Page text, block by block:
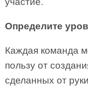
Определите
Каждая команда
пользу от
сделанных от